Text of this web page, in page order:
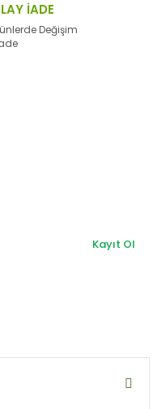
İADE
Değişim
Kayıt Ol